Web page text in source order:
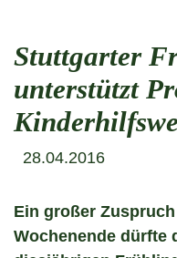
Stuttgarter
unterstützt
28.04.2016
Ein großer
Wochenende dürfte